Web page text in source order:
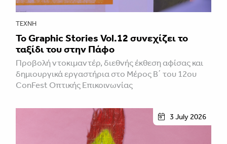
ΤΈΧΝΗ
Το Graphic Stories Vol.12 συνεχίζει το
ταξίδι του στην Πάφο
Προβολή ντοκιμαντέρ, διεθνής έκθεση αφίσας και
δημιουργικά εργαστήρια στο Μέρος Β΄ του 12ου
ConFest Οπτικής Επικοινωνίας
3 July 2026